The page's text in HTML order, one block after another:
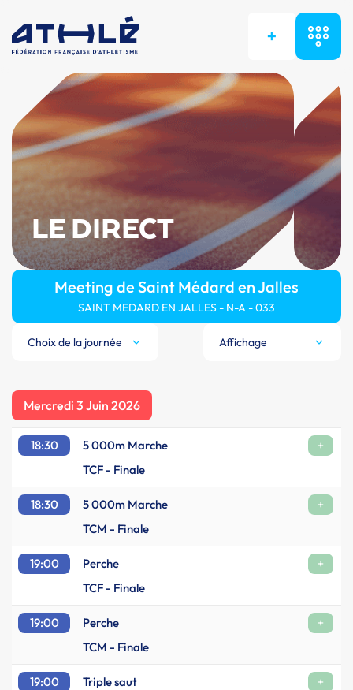
+
LE DIRECT
Meeting de Saint Médard en Jalles
SAINT MEDARD EN JALLES - N-A - 033
Choix de la journée Affichage
Mercredi 3 Juin 2026
18:30 5 000m Marche
+
TCF - Finale
18:30 5 000m Marche
+
TCM - Finale
19:00 Perche
+
TCF - Finale
19:00 Perche
+
TCM - Finale
19:00 Triple saut
+